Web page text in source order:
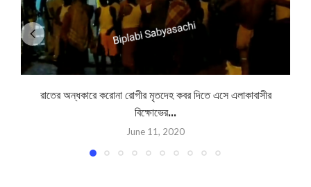
রাতের অন্ধকারে করোনা রোগীর মৃতদেহ কবর দিতে এসে এলাকাবাসীর
বিক্ষোভের...
June 11, 2020